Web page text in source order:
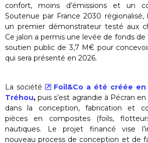
confort, moins d’émissions et un
Soutenue par France 2030 régionalisé,
un premier démonstrateur testé aux
Ce jalon a permis une levée de fonds
soutien public de 3,7 M€ pour
qui sera présenté en 2026.
La société
Foil&Co a été créée
Tréhou, puis s’est agrandie à Pécran
dans la conception, fabrication et
pièces en composites (foils,
nautiques. Le projet financé vise
nouveau process de conception et de